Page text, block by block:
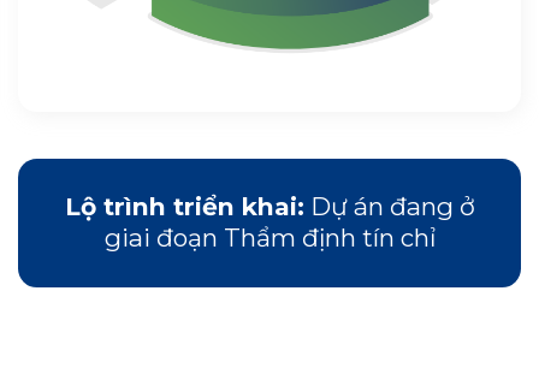
Lộ trình triển khai: Dự án đang ở
giai đoạn Thẩm định tín chỉ